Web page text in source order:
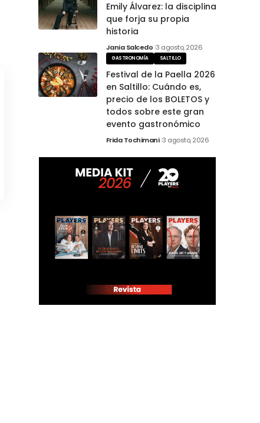
Emily Álvarez: la disciplina
que forja su propia
historia
Jania Salcedo 3 agosto, 2026
GASTRONOMÍA SALTILLO
Festival de la Paella 2026
en Saltillo: Cuándo es,
precio de los BOLETOS y
todos sobre este gran
evento gastronómico
Frida Tochimani 3 agosto, 2026